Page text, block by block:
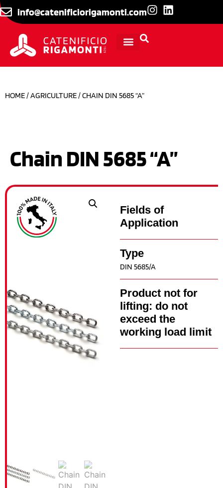
info@catenificiorigamonti.com
HOME/AGRICULTURE/ CHAIN DIN 5685 “A”
Chain DIN 5685 “A”
Fields of
Application
Type
DIN 5685/A
Product not for
lifting: do not
exceed the
working load limit